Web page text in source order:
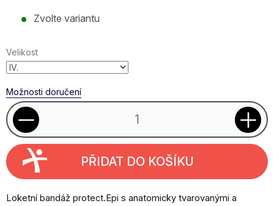
cena:
Zvolte variantu
Velikost
Možnosti doručení
PŘIDAT DO KOŠÍKU
Loketní bandáž protect.Epi s anatomicky tvarovanými a